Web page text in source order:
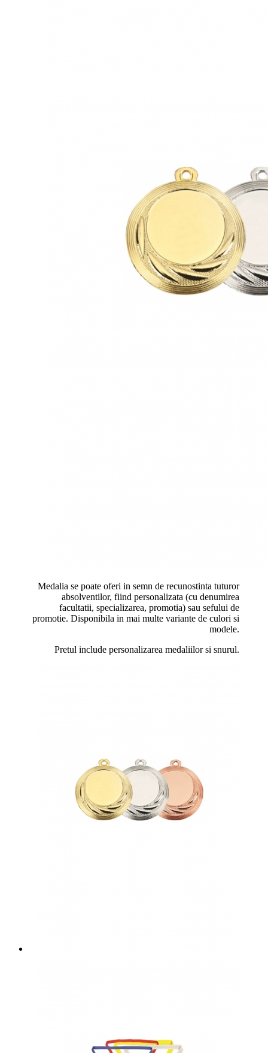
Medalia se poate oferi in semn de recunostinta tuturor
absolventilor, fiind personalizata (cu denumirea
facultatii, specializarea, promotia) sau sefului de
promotie. Disponibila in mai multe variante de culori si
modele.
Pretul include personalizarea medaliilor si snurul.